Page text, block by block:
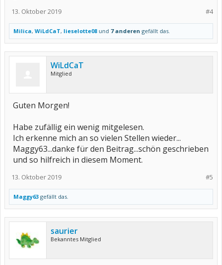
#4
13. Oktober 2019
Milica, WiLdCaT, lieselotte08 und 7 anderen gefällt das.
WiLdCaT
Mitglied
Guten Morgen!
Habe zufällig ein wenig mitgelesen.
Ich erkenne mich an so vielen Stellen wieder...
Maggy63...danke für den Beitrag...schön geschrieben
und so hilfreich in diesem Moment.
#5
13. Oktober 2019
Maggy63 gefällt das.
saurier
Bekanntes Mitglied